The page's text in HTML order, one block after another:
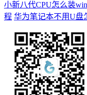
小新八代CPU怎么装
程 华为笔记本不用U盘